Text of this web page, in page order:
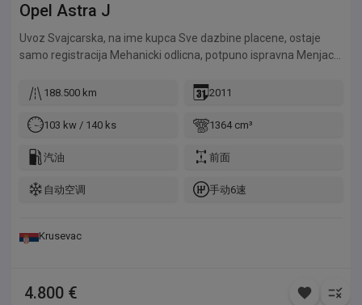
Opel Astra J
Uvoz Svajcarska, na ime kupca Sve dazbine placene, ostaje
samo registracija Mehanicki odlicna, potpuno ispravna Menjac
sve radi Karoserija nema korozije, samo manji estetski
Svajcarskoj, nije iz garaze ili od preprodavaca Vozilo je 2011
188.500 km 2011
103 kw / 140 ks 1364 cm³
汽油 前面
自动空调 手动6速
Krusevac
4.800 €